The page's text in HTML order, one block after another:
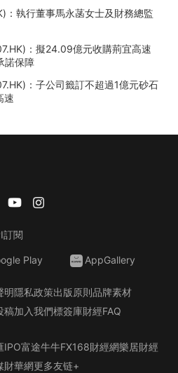
：執行董事馬永菡女士及財務總監
：擬24.09億元收購荊宜高速
諾保障
：子公司籤訂不超過1億元砂石
速
訂閱
Play AppGallery
明隱私政策出版原則品牌素材
稿加入我們標簽庫財經FAQ
IPO富途牛牛FX168財經網樂居財經
財華網更多友链+